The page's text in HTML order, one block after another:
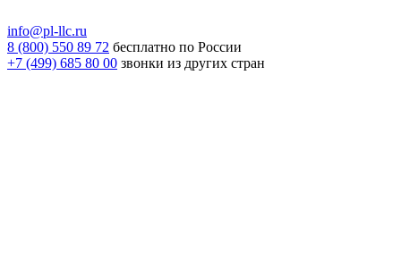
info@pl-llc.ru
8 (800) 550 89 72 бесплатно по России
+7 (499) 685 80 00 звонки из других стран